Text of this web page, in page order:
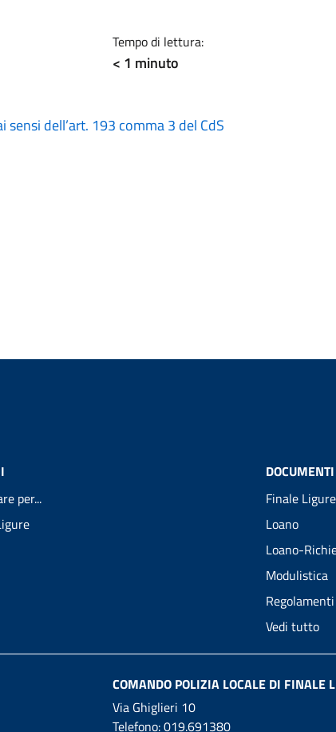
Tempo di lettura:
< 1 minuto
dell’art. 193 comma 3 del CdS
per...
DOCUMENTI
Finale Ligure
Loano
Loano-
Modulistica
Regolamenti
Vedi tutto
COMANDO POLIZIA LOCALE DI FINALE
Via Ghiglieri 10
Telefono:019.691380